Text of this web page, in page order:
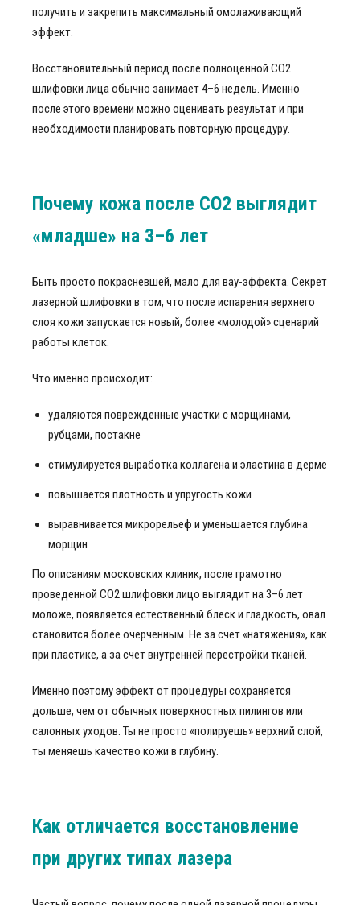
получить и закрепить максимальный омолаживающий
эффект.
Восстановительный период после полноценной CO2
шлифовки лица обычно занимает 4–6 недель. Именно
после этого времени можно оценивать результат и при
необходимости планировать повторную процедуру.
Почему кожа после СО2 выглядит
«младше» на 3–6 лет
Быть просто покрасневшей, мало для вау-эффекта. Секрет
лазерной шлифовки в том, что после испарения верхнего
слоя кожи запускается новый, более «молодой» сценарий
работы клеток.
Что именно происходит:
удаляются поврежденные участки с морщинами,
рубцами, постакне
стимулируется выработка коллагена и эластина в дерме
повышается плотность и упругость кожи
выравнивается микрорельеф и уменьшается глубина
морщин
По описаниям московских клиник, после грамотно
проведенной CO2 шлифовки лицо выглядит на 3–6 лет
моложе, появляется естественный блеск и гладкость, овал
становится более очерченным. Не за счет «натяжения», как
при пластике, а за счет внутренней перестройки тканей.
Именно поэтому эффект от процедуры сохраняется
дольше, чем от обычных поверхностных пилингов или
салонных уходов. Ты не просто «полируешь» верхний слой,
ты меняешь качество кожи в глубину.
Как отличается восстановление
при других типах лазера